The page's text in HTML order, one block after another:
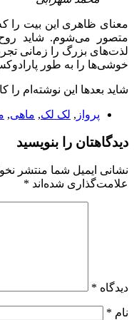
معنای ظاهری این بیت را
متصور می‌شوم. شاید
لذت‌های بزرگ را زمانی
خوشی‌ها را به طور
شاید بعدها این نوشته‌ام را
پرواز , لک لک, ماهی,
دیدگاهتان را بنویسید
نشانی ایمیل شما منتشر
علامت‌گذاری شده‌اند *
دیدگاه *
نام *